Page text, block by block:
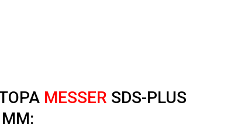
MESSER SDS-PLUS
ММ: